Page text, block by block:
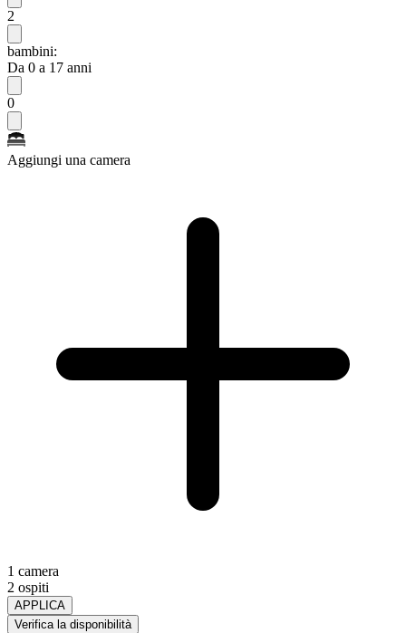
2
bambini:
Da 0 a 17 anni
0
Aggiungi una camera
1 camera
2 ospiti
APPLICA
Verifica la disponibilità